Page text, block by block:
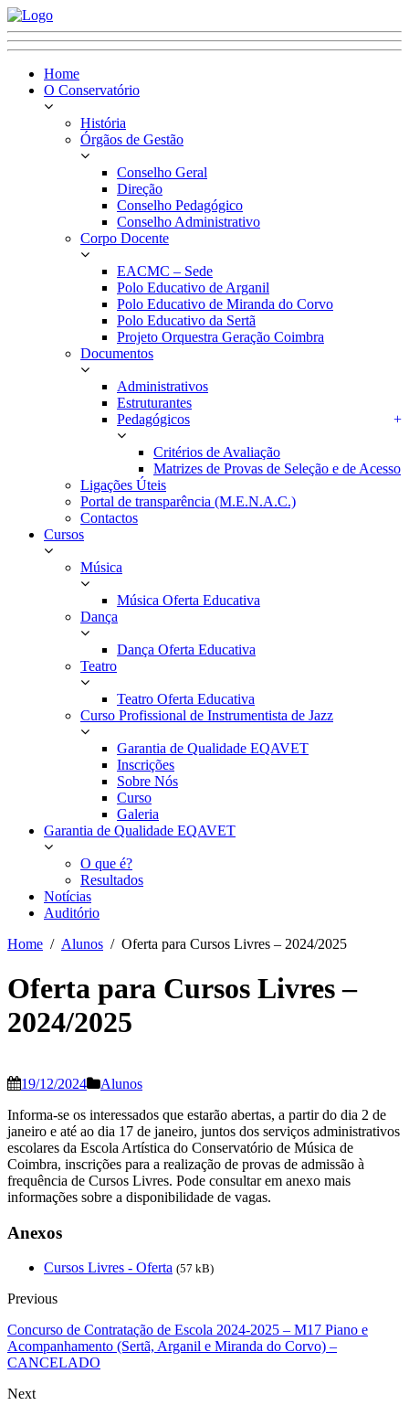
Home
O Conservatório
História
Órgãos de Gestão
Conselho Geral
Direção
Conselho Pedagógico
Conselho Administrativo
Corpo Docente
EACMC – Sede
Polo Educativo de Arganil
Polo Educativo de Miranda do Corvo
Polo Educativo da Sertã
Projeto Orquestra Geração Coimbra
Documentos
Administrativos
Estruturantes
Pedagógicos
+
Critérios de Avaliação
Matrizes de Provas de Seleção e de Acesso
Ligações Úteis
Portal de transparência (M.E.N.A.C.)
Contactos
Cursos
Música
Música Oferta Educativa
Dança
Dança Oferta Educativa
Teatro
Teatro Oferta Educativa
Curso Profissional de Instrumentista de Jazz
Garantia de Qualidade EQAVET
Inscrições
Sobre Nós
Curso
Galeria
Garantia de Qualidade EQAVET
O que é?
Resultados
Notícias
Auditório
Home
Alunos Oferta para Cursos Livres – 2024/2025
Oferta para Cursos Livres –
2024/2025
19/12/2024
Alunos
Informa-se os interessados que estarão abertas, a partir do dia 2 de
janeiro e até ao dia 17 de janeiro, juntos dos serviços administrativos
escolares da Escola Artística do Conservatório de Música de
Coimbra, inscrições para a realização de provas de admissão à
frequência de Cursos Livres. Pode consultar em anexo mais
informações sobre a disponibilidade de vagas.
Anexos
Cursos Livres - Oferta (57 kB)
Previous
Concurso de Contratação de Escola 2024-2025 – M17 Piano e
Acompanhamento (Sertã, Arganil e Miranda do Corvo) –
CANCELADO
Next